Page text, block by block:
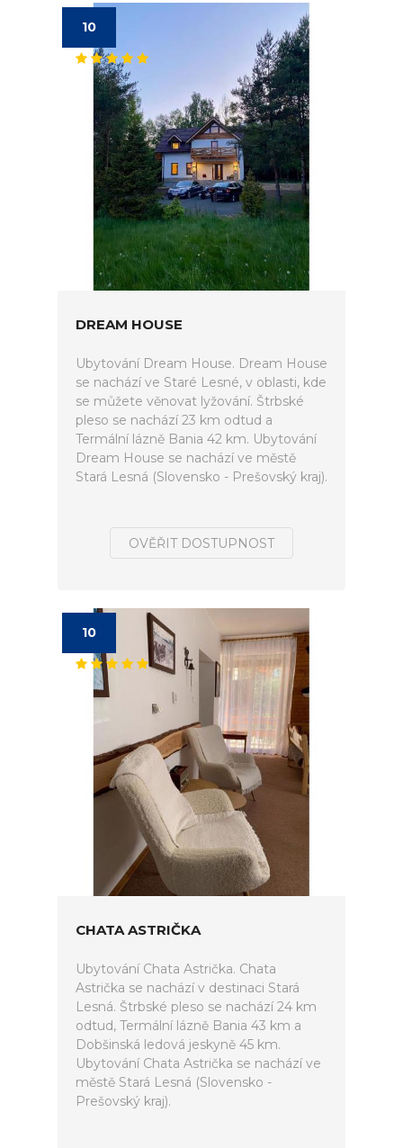
10
DREAM HOUSE
Ubytování Dream House. Dream House
se nachází ve Staré Lesné, v oblasti, kde
se můžete věnovat lyžování. Štrbské
pleso se nachází 23 km odtud a
Termální lázně Bania 42 km. Ubytování
Dream House se nachází ve městě
Stará Lesná (Slovensko - Prešovský kraj).
OVĚŘIT DOSTUPNOST
10
CHATA ASTRIČKA
Ubytování Chata Astrička. Chata
Astrička se nachází v destinaci Stará
Lesná. Štrbské pleso se nachází 24 km
odtud, Termální lázně Bania 43 km a
Dobšinská ledová jeskyně 45 km.
Ubytování Chata Astrička se nachází ve
městě Stará Lesná (Slovensko -
Prešovský kraj).